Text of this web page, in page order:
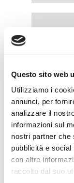
Questo sito web
Utilizziamo i
annunci, per
analizzare il
informazioni sul
nostri partner che
pubblicità e
con altre
raccolto dal suo